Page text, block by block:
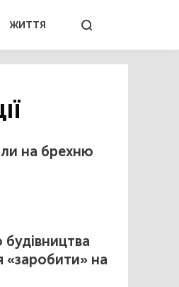
ЖИТТЯ
на брехню
«заробити» на